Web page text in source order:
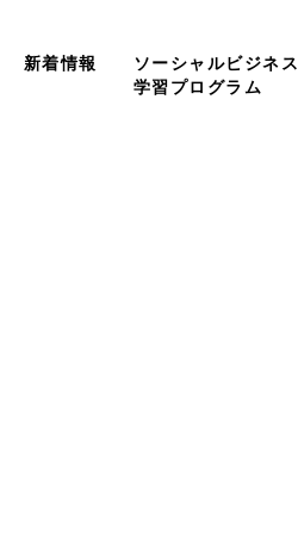
新着情報
ソーシャルビジネス
学習プログラム